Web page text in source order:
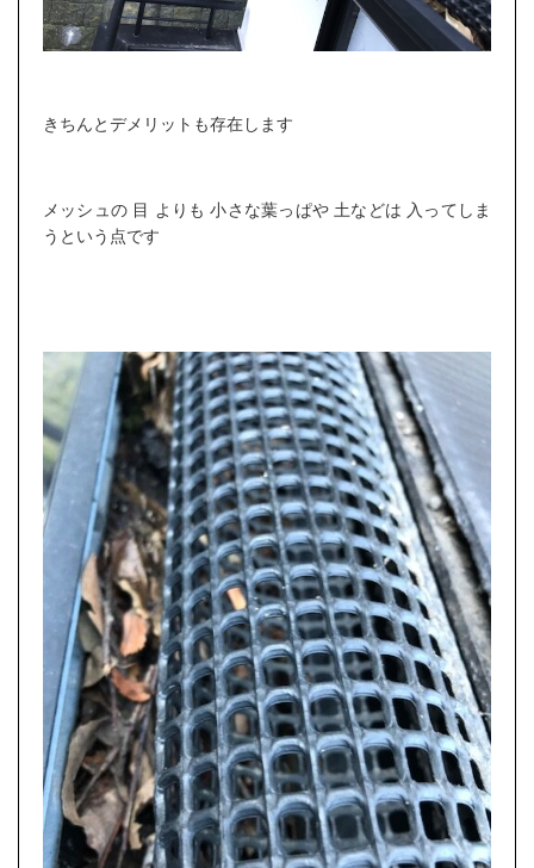
きちんとデメリットも存在します
メッシュの 目 よりも 小さな葉っぱや 土などは 入ってしま
うという点です